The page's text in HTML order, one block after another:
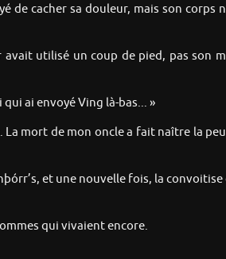
de cacher sa douleur, mais son corps
utilisé un coup de pied, pas son
ai envoyé Ving là-bas... »
mort de mon oncle a fait naître la
et une nouvelle fois, la
qui vivaient encore.